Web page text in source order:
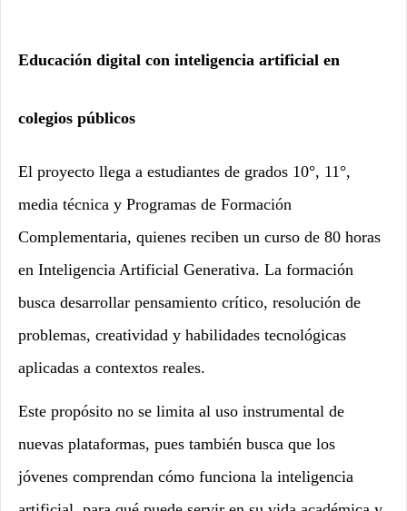
Educación digital con inteligencia artificial en
colegios públicos
El proyecto llega a estudiantes de grados 10°, 11°,
media técnica y Programas de Formación
Complementaria, quienes reciben un curso de 80 horas
en Inteligencia Artificial Generativa. La formación
busca desarrollar pensamiento crítico, resolución de
problemas, creatividad y habilidades tecnológicas
aplicadas a contextos reales.
Este propósito no se limita al uso instrumental de
nuevas plataformas, pues también busca que los
jóvenes comprendan cómo funciona la inteligencia